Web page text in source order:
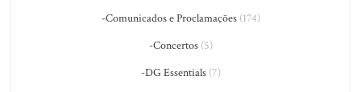
-Comunicados e Proclamações(174)
-Concertos(5)
-DG Essentials(7)